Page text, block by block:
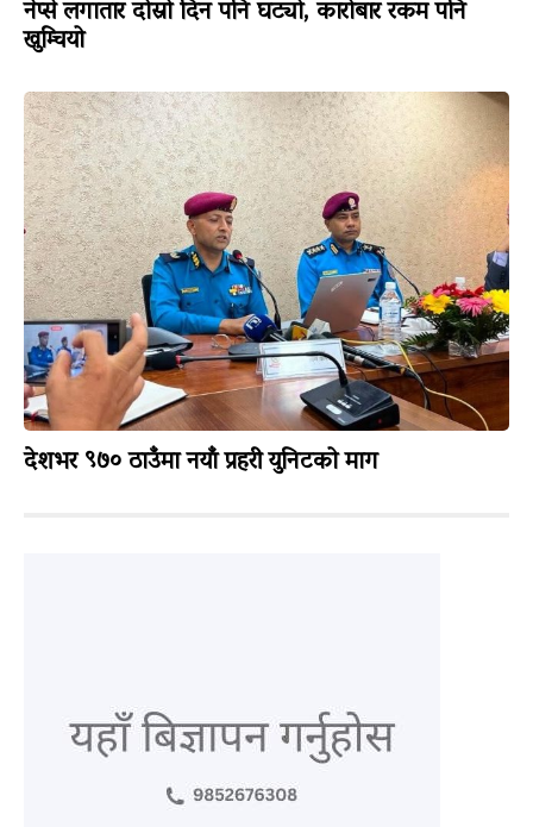
नेप्से लगातार दोस्रो दिन पनि घट्यो, कारोबार रकम पनि
खुम्चियो
देशभर ९७० ठाउँमा नयाँ प्रहरी युनिटको माग